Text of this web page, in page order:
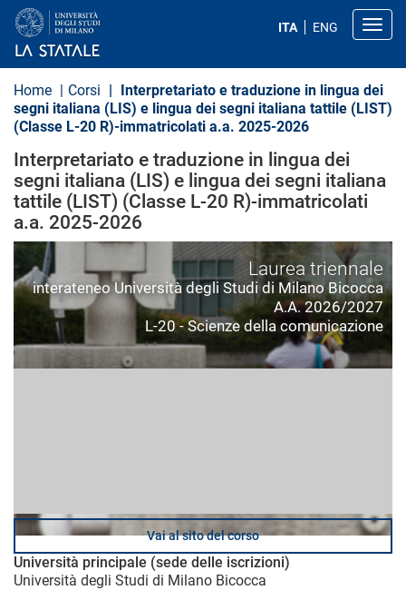
a
ITA ENG
Home Corsi
Interpretariato e traduzione in lingua dei
segni italiana (LIS) e lingua dei segni italiana tattile (LIST)
(Classe L-20 R)-immatricolati a.a. 2025-2026
Interpretariato e traduzione in lingua dei
segni italiana (LIS) e lingua dei segni italiana
tattile (LIST) (Classe L-20 R)-immatricolati
a.a. 2025-2026
Laurea triennale
interateneo Università degli Studi di Milano Bicocca
A.A. 2026/2027
L-20 - Scienze della comunicazione
Vai al sito del corso
Università principale (sede delle iscrizioni)
Università degli Studi di Milano Bicocca